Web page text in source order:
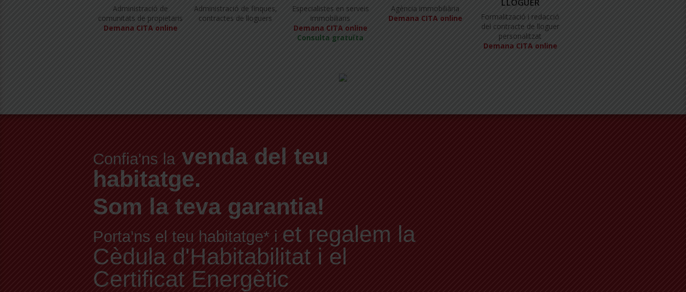
Administració de
comunitats de propietaris
Demana CITA online
Administració de finques,
contractes de lloguers
Especialistes en serveis
immobiliaris
Demana CITA online
Consulta gratuïta
Agència immobiliària
Demana CITA online
LLOGUER
Formalització i redacció
del contracte de lloguer
personalitzat
Demana CITA online
Confia'ns la venda del teu
habitatge.
Som la teva garantia!
Porta'ns el teu habitatge* i et regalem la
Cèdula d'Habitabilitat i el
Certificat Energètic